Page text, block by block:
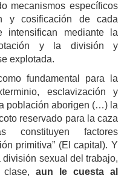
mecanismos específicos
y cosificación de cada
mediante la
y la división y
explotada.
fundamental para la
esclavización y
población aborigen (…) la
reservado para la caza
constituyen factores
primitiva” (El capital). Y
sexual del trabajo,
aun le cuesta al